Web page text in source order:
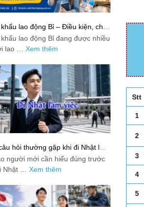
Stt
1
2
3
4
5
lao động Bỉ – Điều kiện, chi
lương và quy trình chuẩn cho
lao động
khẩu lao động Bỉ đang được nhiều
lao … Xem thêm
hỏi thường gặp khi đi Nhật làm
đáp thật dễ hiểu cho người
đầu
người mới cần hiểu đúng trước
Nhật … Xem thêm